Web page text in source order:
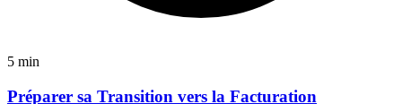
5 min
Préparer sa Transition vers la Facturation